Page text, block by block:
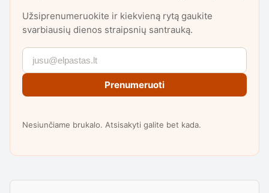
Užsiprenumeruokite ir kiekvieną rytą gaukite
svarbiausių dienos straipsnių santrauką.
Prenumeruoti
Nesiunčiame brukalo. Atsisakyti galite bet kada.